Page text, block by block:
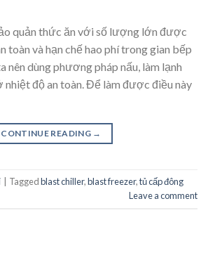
quản thức ăn với số lượng lớn được
toàn và hạn chế hao phí trong gian bếp
nên dùng phương pháp nấu, làm lạnh
nhiệt độ an toàn. Để làm được điều này
CONTINUE READING →
Taggedblast chiller,blast freezer,tủ cấp đông
Leave a comment